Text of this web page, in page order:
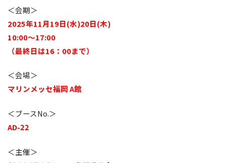
＜会期＞
2025年11月19日(水)20日(木)
10:00〜17:00
（最終日は16：00まで）
＜会場＞
マリンメッセ福岡 A館
＜ブースNo.＞
AD-22
＜主催＞